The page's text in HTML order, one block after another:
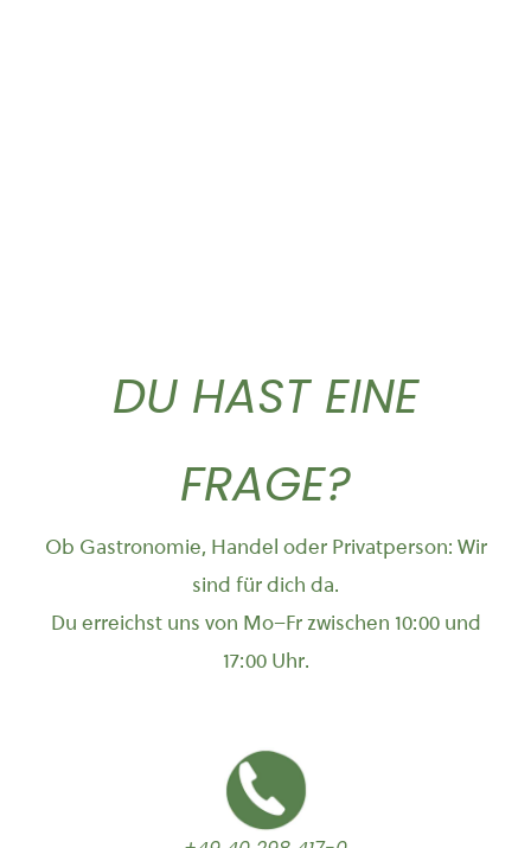
DU HAST EINE
FRAGE?
Ob Gastronomie, Handel oder Privatperson: Wir
sind für dich da.
Du erreichst uns von Mo–Fr zwischen 10:00 und
17:00 Uhr.